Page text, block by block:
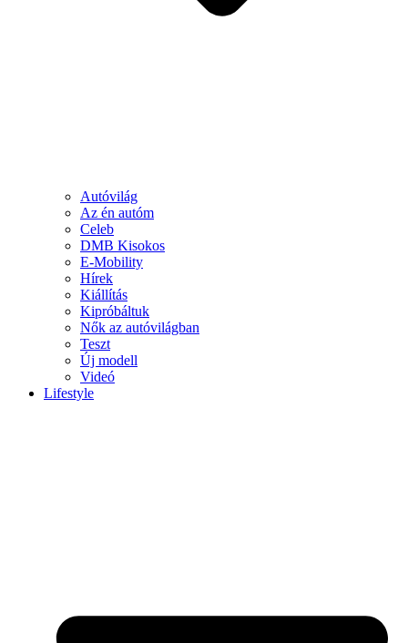
Autóvilág
Az én autóm
Celeb
DMB Kisokos
E-Mobility
Hírek
Kiállítás
Kipróbáltuk
Nők az autóvilágban
Teszt
Új modell
Videó
Lifestyle